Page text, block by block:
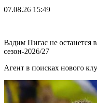
07.08.26 15:49
Вадим Пигас не
сезон-2026/27
Агент в поисках нового